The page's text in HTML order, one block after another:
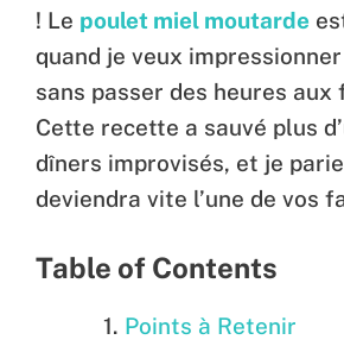
! Le poulet miel moutarde
quand je veux
sans passer des heures aux
Cette recette a sauvé plus
dîners improvisés, et je parie
deviendra vite l’une de vos
Table of Contents
Points à Retenir